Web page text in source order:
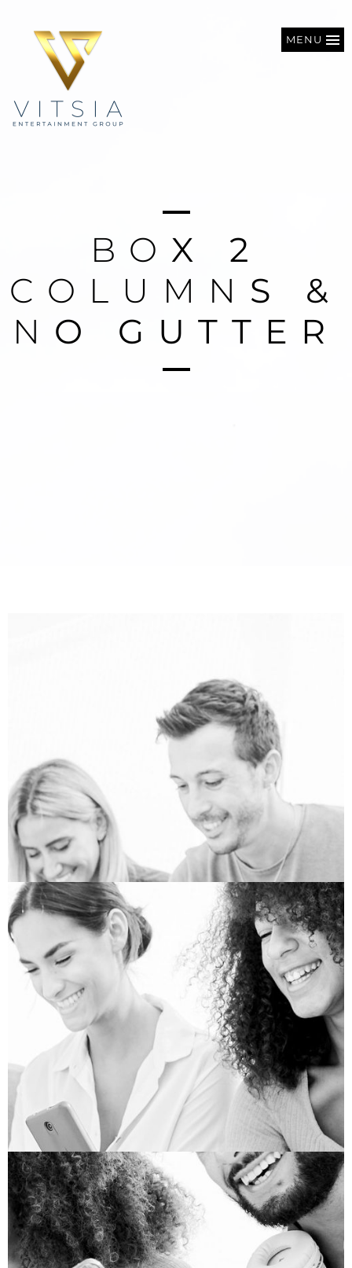
MENU
B O X
2
C O L U M N S
&
N O G UT T E R